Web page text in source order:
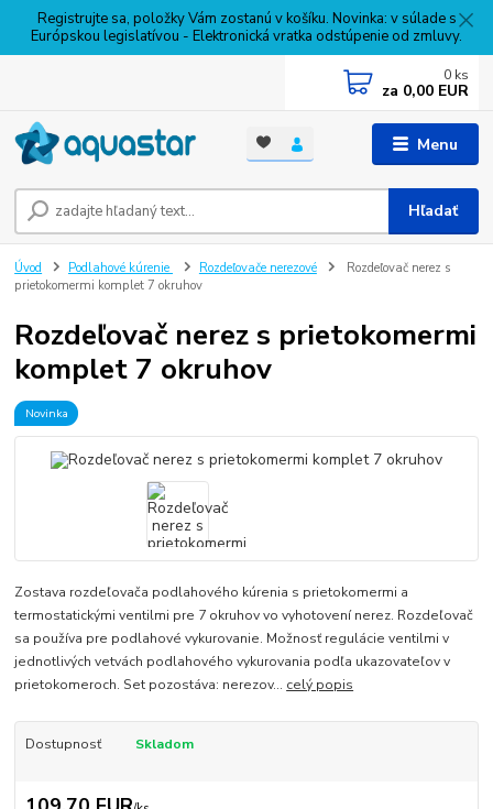
Registrujte sa, položky Vám zostanú v košíku. Novinka: v súlade s
Európskou legislatívou - Elektronická vratka odstúpenie od zmluvy.
Menu
Hľadať
0 ks
za 0,00 EUR
Úvod Podlahové kúrenie Rozdeľovače nerezové
Rozdeľovač nerez s
prietokomermi komplet 7 okruhov
Rozdeľovač nerez s prietokomermi
komplet 7 okruhov
Novinka
Zostava rozdeľovača podlahového kúrenia s prietokomermi a
termostatickými ventilmi pre 7 okruhov vo vyhotovení nerez. Rozdeľovač
sa používa pre podlahové vykurovanie. Možnosť regulácie ventilmi v
jednotlivých vetvách podlahového vykurovania podľa ukazovateľov v
prietokomeroch. Set pozostáva: nerezov... celý popis
Dostupnosť Skladom